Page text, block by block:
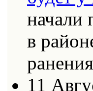
начали
в
11